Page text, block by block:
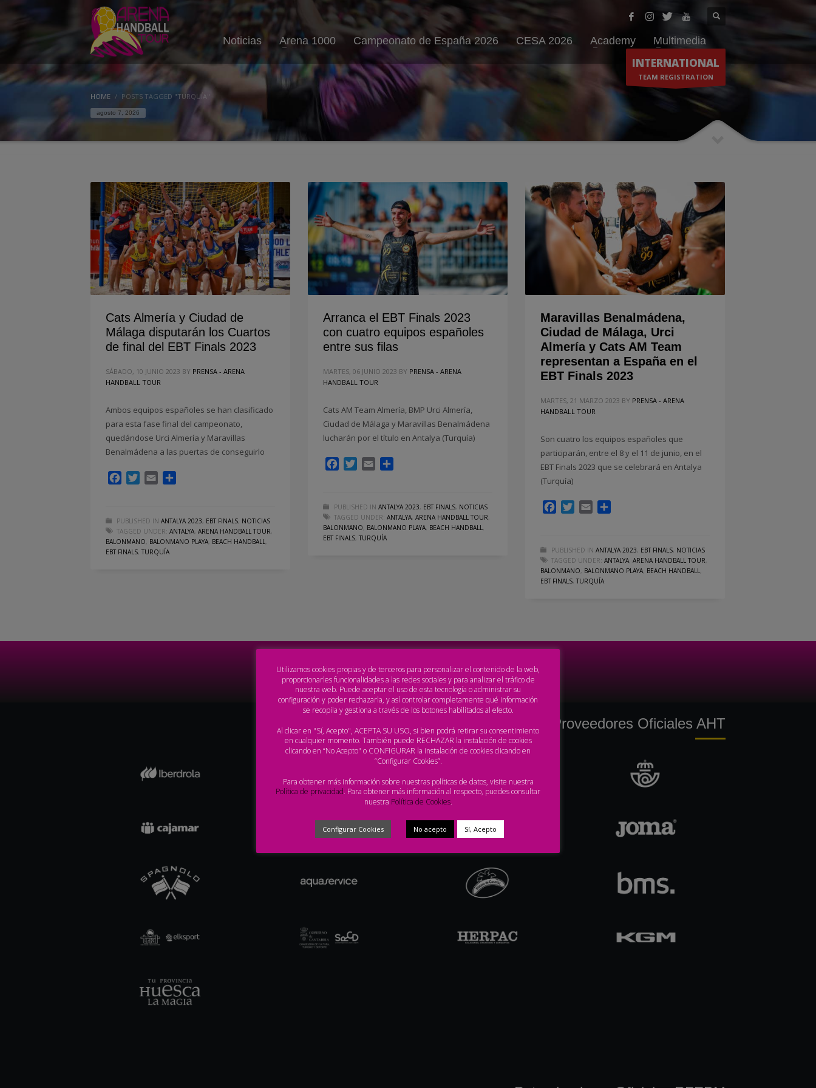
Noticias Arena 1000 Campeonato de España 2026 CESA 2026 Academy Multimedia
INTERNATIONAL
TEAM REGISTRATION
HOME POSTS TAGGED "TURQUÍA"
agosto 7, 2026
Cats Almería y Ciudad de
Málaga disputarán los Cuartos
de final del EBT Finals 2023
SÁBADO, 10 JUNIO 2023 BY PRENSA - ARENA
HANDBALL TOUR
Ambos equipos españoles se han clasificado
para esta fase final del campeonato,
quedándose Urci Almería y Maravillas
Benalmádena a las puertas de conseguirlo
FacebookTwitter
Email
PUBLISHED IN ANTALYA 2023, EBT FINALS, NOTICIAS
TAGGED UNDER: ANTALYA,ARENA HANDBALL TOUR,
BALONMANO, BALONMANO PLAYA, BEACH HANDBALL ,
EBT FINALS,TURQUÍA
Arranca el EBT Finals 2023
con cuatro equipos españoles
entre sus filas
MARTES, 06 JUNIO 2023 BY PRENSA - ARENA
HANDBALL TOUR
Cats AM Team Almería, BMP Urci Almería,
Ciudad de Málaga y Maravillas Benalmádena
lucharán por el título en Antalya (Turquía)
FacebookTwitter
Email
PUBLISHED IN ANTALYA 2023, EBT FINALS, NOTICIAS
TAGGED UNDER: ANTALYA,ARENA HANDBALL TOUR,
BALONMANO, BALONMANO PLAYA, BEACH HANDBALL ,
EBT FINALS,TURQUÍA
Maravillas Benalmádena,
Ciudad de Málaga, Urci
Almería y Cats AM Team
representan a España en el
EBT Finals 2023
MARTES, 21 MARZO 2023 BY PRENSA - ARENA
HANDBALL TOUR
Son cuatro los equipos españoles que
participarán, entre el 8 y el 11 de junio, en el
EBT Finals 2023 que se celebrará en Antalya
(Turquía)
FacebookTwitter
Email
PUBLISHED IN ANTALYA 2023, EBT FINALS, NOTICIAS
TAGGED UNDER: ANTALYA,ARENA HANDBALL TOUR,
BALONMANO, BALONMANO PLAYA, BEACH HANDBALL ,
EBT FINALS,TURQUÍA
Proveedores Oficiales AHT
Utilizamos cookies propias y de terceros para personalizar el contenido de la web,
proporcionarles funcionalidades a las redes sociales y para analizar el tráfico de
nuestra web. Puede aceptar el uso de esta tecnología o administrar su
configuración y poder rechazarla, y así controlar completamente qué información
se recopila y gestiona a través de los botones habilitados al efecto.
Al clicar en "Sí, Acepto", ACEPTA SU USO, si bien podrá retirar su consentimiento
en cualquier momento. También puede RECHAZAR la instalación de cookies
clicando en “No Acepto" o CONFIGURAR la instalación de cookies clicando en
“Configurar Cookies”.
Para obtener más información sobre nuestras políticas de datos, visite nuestra
Política de privacidad. Para obtener más información al respecto, puedes consultar
nuestra Política de Cookies.
Configurar Cookies No acepto Sí, Acepto